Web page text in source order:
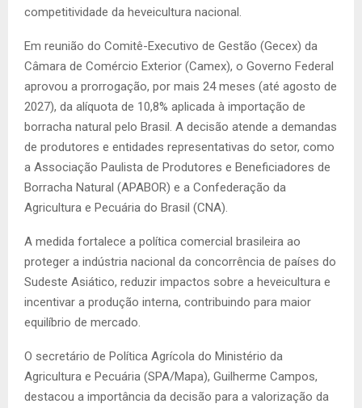
competitividade da heveicultura nacional.
Em reunião do Comitê-Executivo de Gestão (Gecex) da
Câmara de Comércio Exterior (Camex), o Governo Federal
aprovou a prorrogação, por mais 24 meses (até agosto de
2027), da alíquota de 10,8% aplicada à importação de
borracha natural pelo Brasil. A decisão atende a demandas
de produtores e entidades representativas do setor, como
a Associação Paulista de Produtores e Beneficiadores de
Borracha Natural (APABOR) e a Confederação da
Agricultura e Pecuária do Brasil (CNA).
A medida fortalece a política comercial brasileira ao
proteger a indústria nacional da concorrência de países do
Sudeste Asiático, reduzir impactos sobre a heveicultura e
incentivar a produção interna, contribuindo para maior
equilíbrio de mercado.
O secretário de Política Agrícola do Ministério da
Agricultura e Pecuária (SPA/Mapa), Guilherme Campos,
destacou a importância da decisão para a valorização da